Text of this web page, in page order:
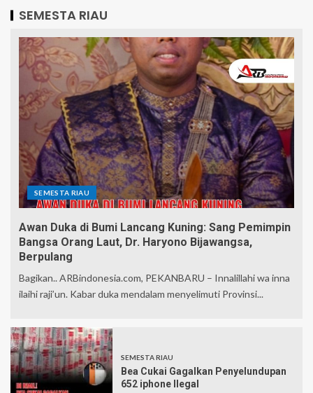
SEMESTA RIAU
SEMESTA RIAU
Awan Duka di Bumi Lancang Kuning: Sang Pemimpin
Bangsa Orang Laut, Dr. Haryono Bijawangsa,
Berpulang
Bagikan.. ARBindonesia.com, PEKANBARU – Innalillahi wa inna
ilaihi raji’un. Kabar duka mendalam menyelimuti Provinsi...
SEMESTA RIAU
Bea Cukai Gagalkan Penyelundupan
652 iphone Ilegal